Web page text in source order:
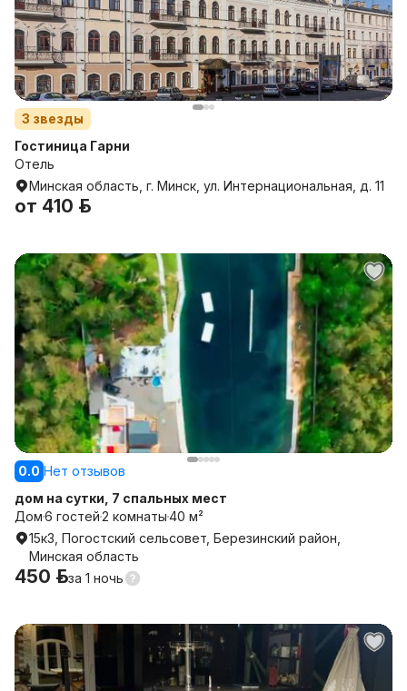
3 звезды
Гостиница Гарни
Отель
Минская область, г. Минск, ул. Интернациональная, д. 11
от 410 р.
0.0 Нет отзывов
дом на сутки, 7 спальных мест
Дом6 гостей2 комнаты40 м²
15к3, Погостский сельсовет, Березинский район,
Минская область
450 р.за 1 ночь